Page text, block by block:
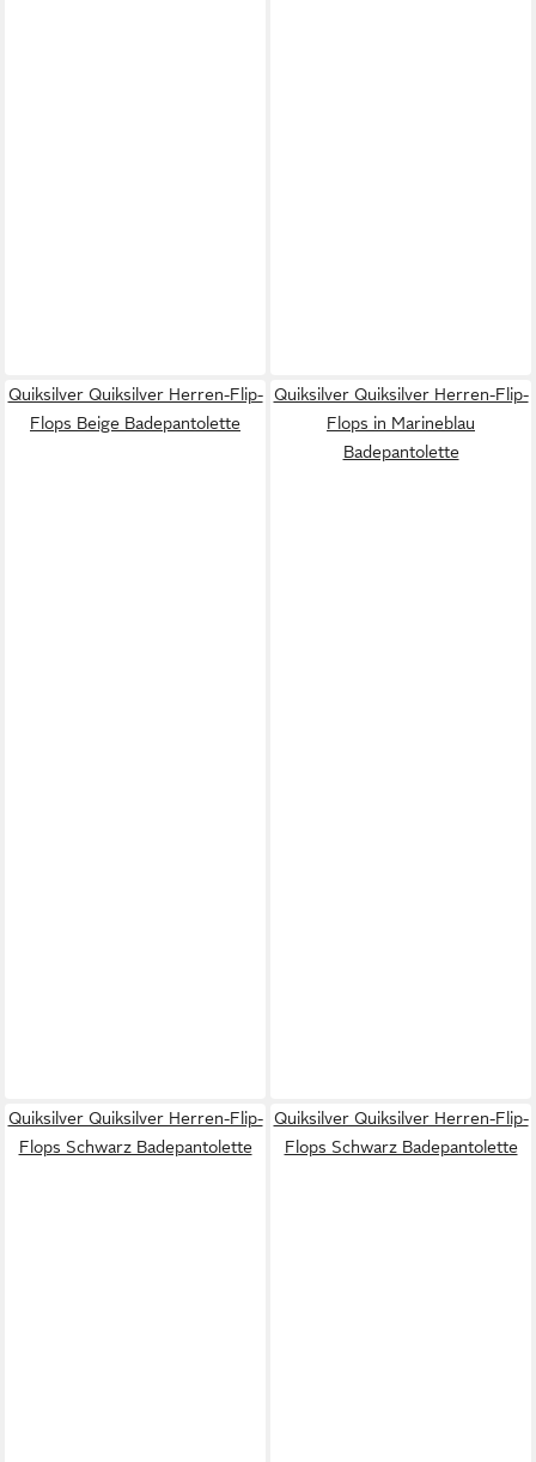
Quiksilver Quiksilver Herren-Flip-
Flops Beige Badepantolette
Quiksilver Quiksilver Herren-Flip-
Flops in Marineblau
Badepantolette
Quiksilver Quiksilver Herren-Flip-
Flops Schwarz Badepantolette
Quiksilver Quiksilver Herren-Flip-
Flops Schwarz Badepantolette